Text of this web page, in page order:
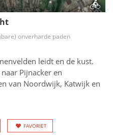
onverharde paden
leidt en de kust.
Pijnacker en
van Noordwijk, Katwijk en
FAVORIET